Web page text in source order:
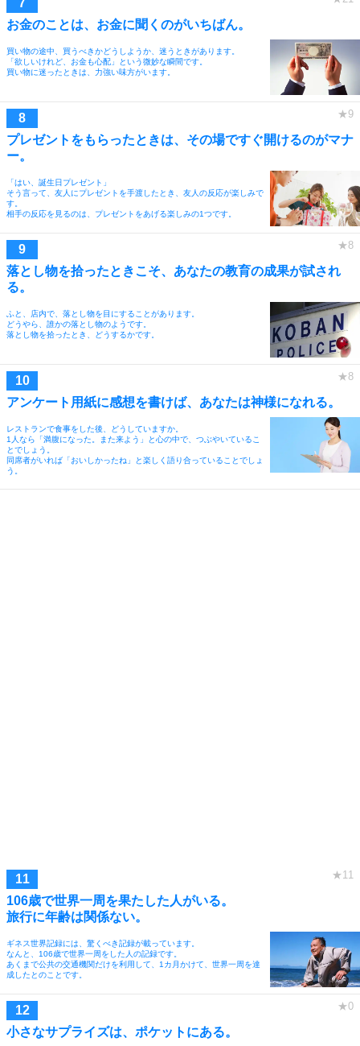
お金のことは、お金に聞くのがいちばん。
買い物の途中、買うべきかどうしようか、迷うときがあります。
「欲しいけれど、お金も心配」という微妙な瞬間です。
買い物に迷ったときは、力強い味方がいます。
プレゼントをもらったときは、その場ですぐ開けるのがマナ
ー。
「はい、誕生日プレゼント」
そう言って、友人にプレゼントを手渡したとき、友人の反応が楽しみで
す。
相手の反応を見るのは、プレゼントをあげる楽しみの1つです。
落とし物を拾ったときこそ、あなたの教育の成果が試され
る。
ふと、店内で、落とし物を目にすることがあります。
どうやら、誰かの落とし物のようです。
落とし物を拾ったとき、どうするかです。
アンケート用紙に感想を書けば、あなたは神様になれる。
レストランで食事をした後、どうしていますか。
1人なら「満腹になった。また来よう」と心の中で、つぶやいているこ
とでしょう。
同席者がいれば「おいしかったね」と楽しく語り合っていることでしょ
う。
106歳で世界一周を果たした人がいる。
旅行に年齢は関係ない。
ギネス世界記録には、驚くべき記録が載っています。
なんと、106歳で世界一周をした人の記録です。
あくまで公共の交通機関だけを利用して、1カ月かけて、世界一周を達
成したとのことです。
小さなサプライズは、ポケットにある。